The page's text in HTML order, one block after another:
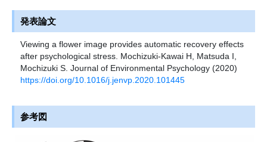
発表論文
Viewing a flower image provides automatic recovery effects
after psychological stress. Mochizuki-Kawai H, Matsuda I,
Mochizuki S. Journal of Environmental Psychology (2020)
https://doi.org/10.1016/j.jenvp.2020.101445
参考図